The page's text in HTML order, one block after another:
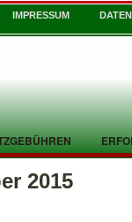
IMPRESSUM
2015